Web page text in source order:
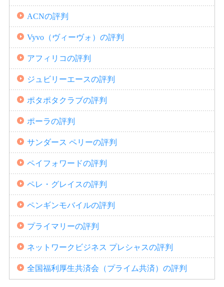
ACNの評判
Vyvo（ヴィーヴォ）の評判
アフィリコの評判
ジュビリーエースの評判
ポタポタクラブの評判
ポーラの評判
サンダース ペリーの評判
ペイフォワードの評判
ペレ・グレイスの評判
ペンギンモバイルの評判
プライマリーの評判
ネットワークビジネス プレシャスの評判
全国福利厚生共済会（プライム共済）の評判